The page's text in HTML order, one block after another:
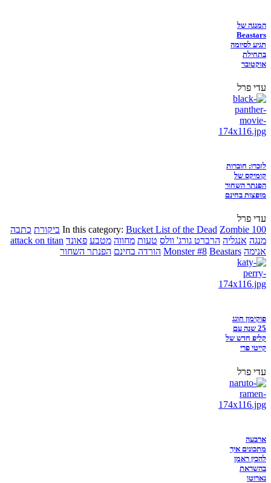
המנגה של
Beastars
תגיע לסיומה
בתחילת
אוקטובר
עדי פרל
לזכרו: חוברות
קומיקס של
הפנתר השחור
מופצות בחינם
עדי פרל
In this category: Bucket List of the Dead Zombie 100 ביקורת כתבה
מנגה אנגליה הרברט גורג' וולס טעות מחווה מטבע פאונד attack on titan
אנימה
Monster #8 Beastars הורדה בחינם הפנתר השחור
פוקימון חוגג
25 שנה עם
קליפ חדש של
קייטי פרי
עדי פרל
ארבעה
מתכונים איך
להכין ראמן
בהשראת
נארוטו